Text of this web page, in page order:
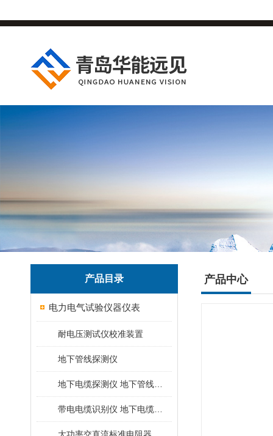
产品目录
电力电气试验仪器仪表
耐电压测试仪校准装置
地下管线探测仪
产品中心